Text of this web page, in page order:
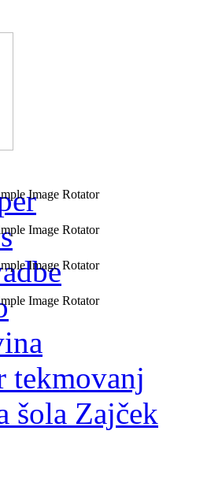
tekmovanj
šola Zajček